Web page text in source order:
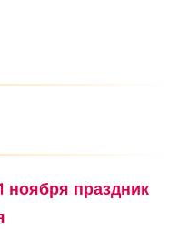
ноября праздник